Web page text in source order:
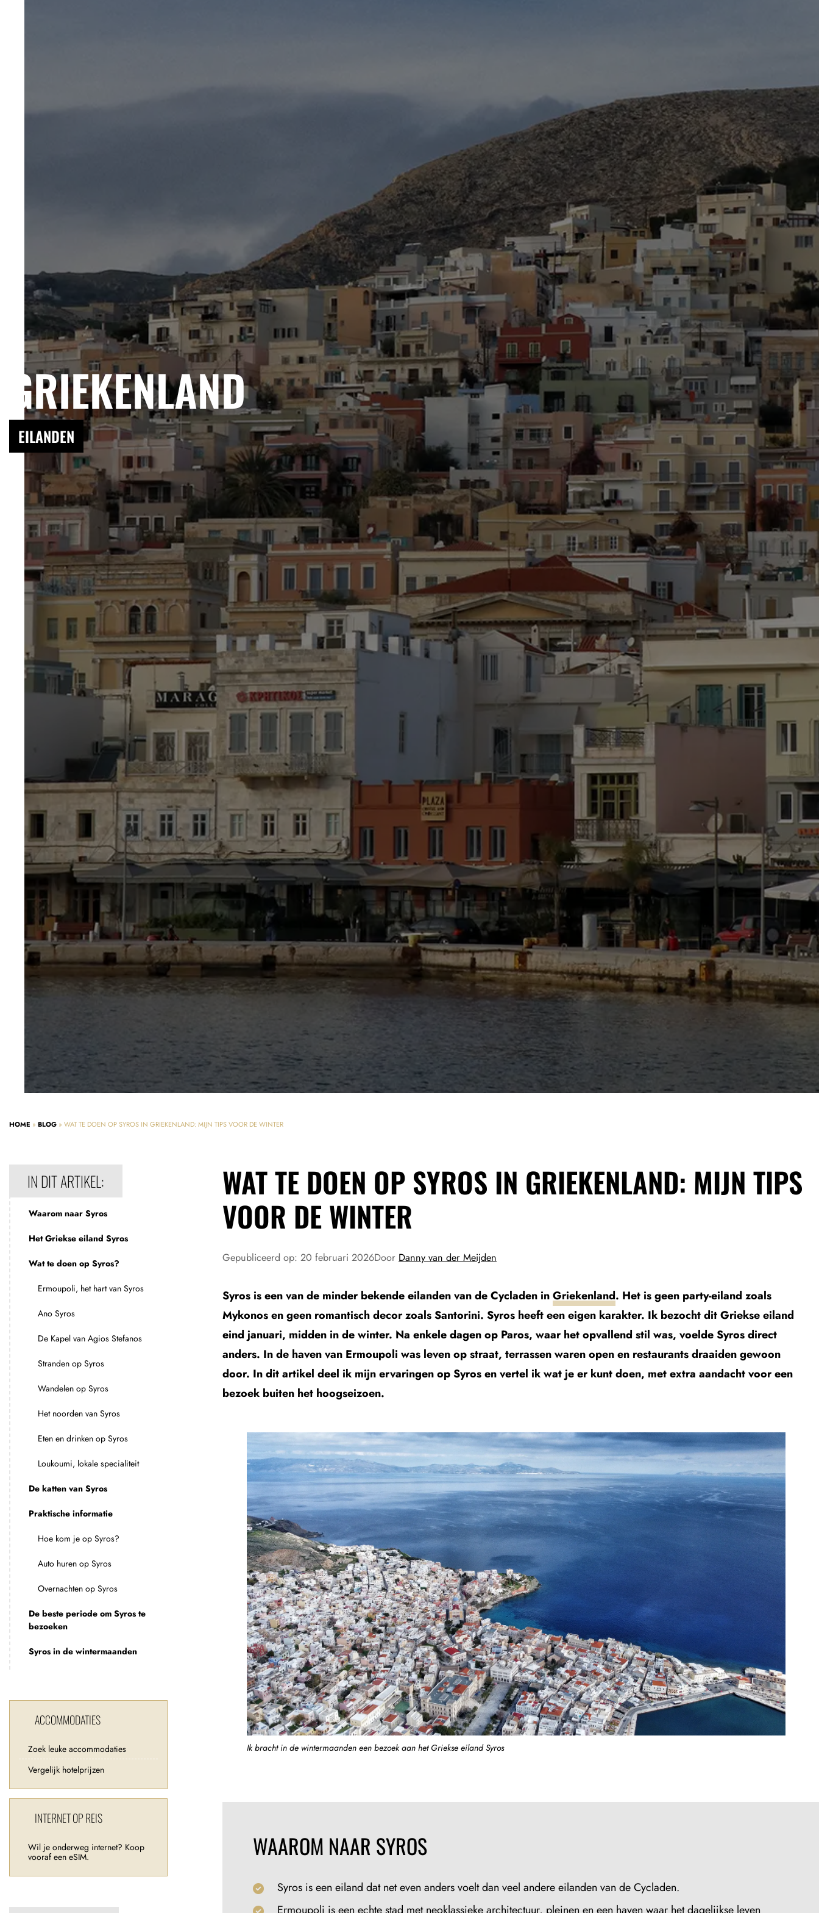
GRIEKENLAND
EILANDEN
HOME » BLOG » WAT TE DOEN OP SYROS IN GRIEKENLAND: MIJN TIPS VOOR DE WINTER
WAT TE DOEN OP SYROS IN GRIEKENLAND: MIJN TIPS
VOOR DE WINTER
Gepubliceerd op: 20 februari 2026Door Danny van der Meijden
Syros is een van de minder bekende eilanden van de Cycladen inGriekenland. Het is geen party-eiland zoals
Mykonos en geen romantisch decor zoals Santorini. Syros heeft een eigen karakter. Ik bezocht dit Griekse eiland
eind januari, midden in de winter. Na enkele dagen op Paros, waar het opvallend stil was, voelde Syros direct
anders. In de haven van Ermoupoli was leven op straat, terrassen waren open en restaurants draaiden gewoon
door. In dit artikel deel ik mijn ervaringen op Syros en vertel ik wat je er kunt doen, met extra aandacht voor een
bezoek buiten het hoogseizoen.
Ik bracht in de wintermaanden een bezoek aan het Griekse eiland Syros
WAAROM NAAR SYROS
Syros is een eiland dat net even anders voelt dan veel andere eilanden van de Cycladen.
IN DIT ARTIKEL:
Waarom naar Syros
Het Griekse eiland Syros
Wat te doen op Syros?
Ermoupoli, het hart van Syros
Ano Syros
De Kapel van Agios Stefanos
Stranden op Syros
Wandelen op Syros
Het noorden van Syros
Eten en drinken op Syros
Loukoumi, lokale specialiteit
De katten van Syros
Praktische informatie
Hoe kom je op Syros?
Auto huren op Syros
Overnachten op Syros
De beste periode om Syros te
bezoeken
Syros in de wintermaanden
ACCOMMODATIES
Zoek leuke accommodaties
Vergelijk hotelprijzen
INTERNET OP REIS
Wil je onderweg internet? Koop
vooraf een eSIM.